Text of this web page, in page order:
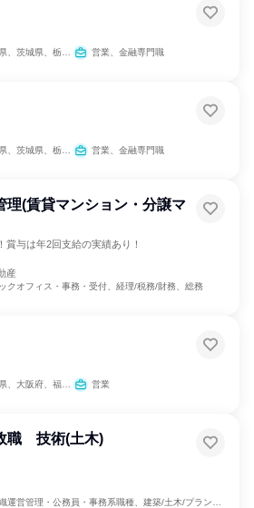
静岡県、愛知県、三重県、滋賀県、京都府、大阪府、兵庫県、奈良県、和歌山県、広島県、福岡県、熊本県 営業、金融専門職
静岡県、愛知県、三重県、滋賀県、京都府、大阪府、兵庫県、奈良県、和歌山県、広島県、福岡県、熊本県 営業、金融専門職
理(賃貸マンション・分譲マ
賞与は年2回支給の実績あり！
産
クオフィス・事務・受付、経理/税務/財務、総務
大阪府、福岡県 営業
職 技術(土木)
運営管理・公務員・事務系職種、建築/土木/プラント専門職